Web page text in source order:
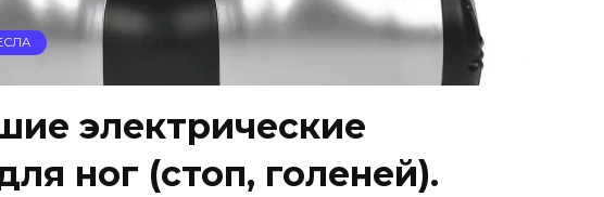
электрические
ног (стоп, голеней).